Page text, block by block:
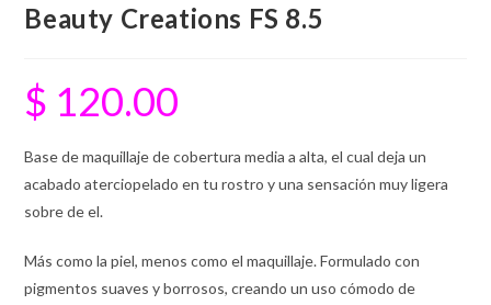
Beauty Creations FS 8.5
$ 120.00
Base de maquillaje de cobertura media a alta, el cual deja un
acabado aterciopelado en tu rostro y una sensación muy ligera
sobre de el.
Más como la piel, menos como el maquillaje. Formulado con
pigmentos suaves y borrosos, creando un uso cómodo de